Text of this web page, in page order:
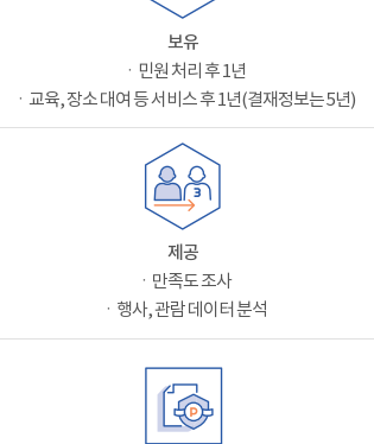
보유
ㆍ민원 처리 후 1년
ㆍ교육, 장소 대여 등 서비스 후 1년(결재정보는 5년)
제공
ㆍ만족도 조사
ㆍ행사, 관람 데이터 분석